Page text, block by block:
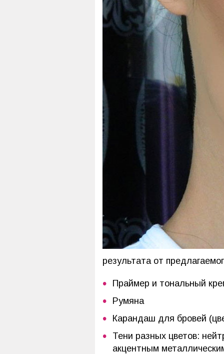
результата от
Праймер и тональный
Румяна
Карандаш для бровей
Тени разных цветов:
акцентным